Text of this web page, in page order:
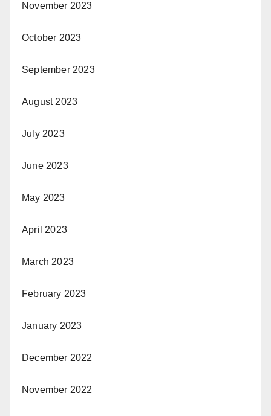
November 2023
October 2023
September 2023
August 2023
July 2023
June 2023
May 2023
April 2023
March 2023
February 2023
January 2023
December 2022
November 2022